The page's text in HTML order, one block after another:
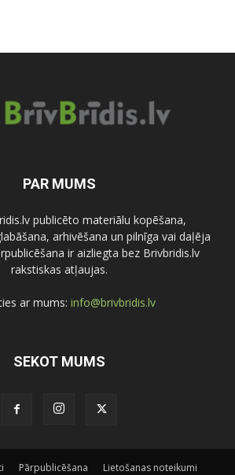
PAR MUMS
publicēto materiālu kopēšana,
arhivēšana un pilnīga vai daļēja
ir aizliegta bez Brivbridis.lv
rakstiskas atļaujas.
ar mums: info@brivbridis.lv
SEKOT MUMS
Pārpublicēšana Lietošanas noteikumi